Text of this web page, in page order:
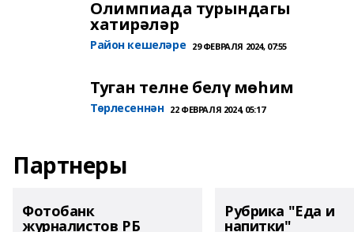
Олимпиада турындагы
хатирәләр
Район кешеләре 29 ФЕВРАЛЯ 2024, 07:55
Туган телне белү мөһим
Төрлесеннән 22 ФЕВРАЛЯ 2024, 05:17
Партнеры
Фотобанк
журналистов РБ
Рубрика "Еда и
напитки"